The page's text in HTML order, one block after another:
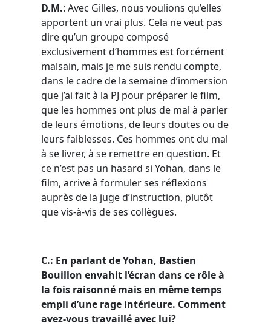
D.M.: Avec Gilles, nous voulions qu’elles
apportent un vrai plus. Cela ne veut pas
dire qu’un groupe composé
exclusivement d’hommes est forcément
malsain, mais je me suis rendu compte,
dans le cadre de la semaine d’immersion
que j’ai fait à la PJ pour préparer le film,
que les hommes ont plus de mal à parler
de leurs émotions, de leurs doutes ou de
leurs faiblesses. Ces hommes ont du mal
à se livrer, à se remettre en question. Et
ce n’est pas un hasard si Yohan, dans le
film, arrive à formuler ses réflexions
auprès de la juge d’instruction, plutôt
que vis-à-vis de ses collègues.
C.: En parlant de Yohan, Bastien
Bouillon envahit l’écran dans ce rôle à
la fois raisonné mais en même temps
empli d’une rage intérieure. Comment
avez-vous travaillé avec lui?